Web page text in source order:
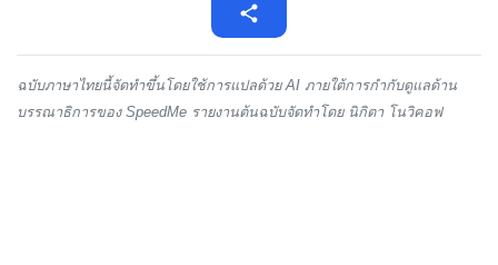
ฉบับภาษาไทยนี้จัดทำขึ้นโดยใช้การแปลด้วย AI ภายใต้การกำกับดูแลด้าน
บรรณาธิการของ SpeedMe รายงานต้นฉบับจัดทำโดย นิกิตา โนวิคอฟ